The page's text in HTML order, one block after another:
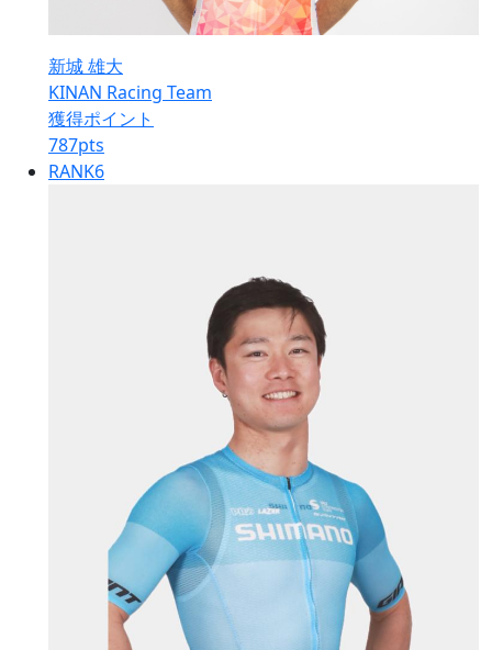
新城 雄大
KINAN Racing Team
獲得ポイント
787pts
RANK6